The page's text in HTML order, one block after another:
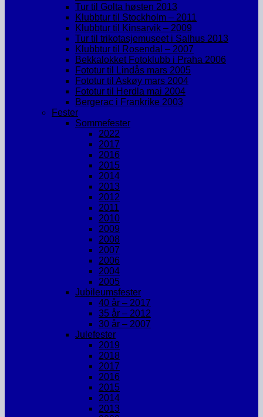
Tur til Golta høsten 2013
Klubbtur til Stockholm – 2011
Klubbtur til Kinsarvik – 2009
Tur til trikotasjemuseet i Salhus 2013
Klubbtur til Rosendal – 2007
Bekkalokket Fotoklubb i Praha 2006
Fototur til Lindås mars 2005
Fototur til Askøy mars 2004
Fototur til Herdla mai 2004
Bergerac i Frankrike 2003
Fester
Sommefester
2022
2017
2016
2015
2014
2013
2012
2011
2010
2009
2008
2007
2006
2004
2005
Jubileumsfester
40 år – 2017
35 år – 2012
30 år – 2007
Julefester
2019
2018
2017
2016
2015
2014
2013